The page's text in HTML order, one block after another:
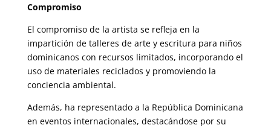
Compromiso
El compromiso de la artista se refleja en la
impartición de talleres de arte y escritura para niños
dominicanos con recursos limitados, incorporando el
uso de materiales reciclados y promoviendo la
conciencia ambiental.
Además, ha representado a la República Dominicana
en eventos internacionales, destacándose por su